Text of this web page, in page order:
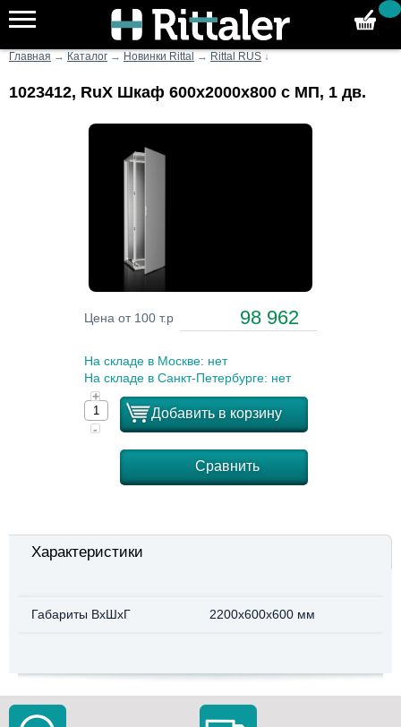
Главная → Каталог → Новинки Rittal → Rittal RUS ↓
1023412, RuX Шкаф 600x2000x800 с МП, 1 дв.
Цена от 100 т.р 98 962
На складе в Москве: нет
На складе в Санкт-Петербурге: нет
+
-
Добавить в корзину
Сравнить
Характеристики
Габариты ВхШхГ 2200x600x600 мм